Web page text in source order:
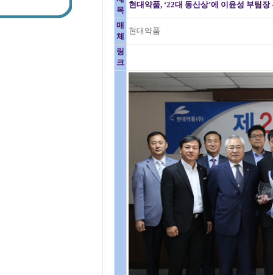
목
현대약품, ‘22대 동산상’에 이윤성 부팀장
매
체
현대약품
링
크